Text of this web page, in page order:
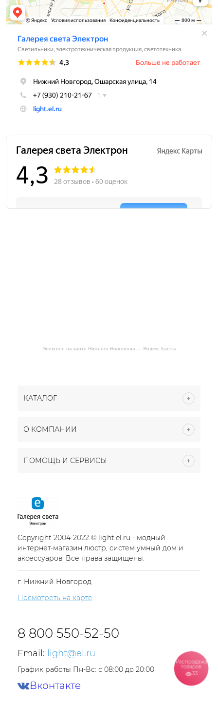
Электрон на карте Нижнего Новгорода — Яндекс Карты
КАТАЛОГ
О КОМПАНИИ
ПОМОЩЬ И СЕРВИСЫ
Copyright 2004-2022 © light.el.ru - модный
интернет-магазин люстр, систем умный дом и
аксессуаров. Все права защищены.
г. Нижний Новгород
Посмотреть на карте
8 800 550-52-50
Email: light@el.ru
График работы Пн-Вс: с 08:00 до 20:00
Вконтакте
Распродажа
товаров
33